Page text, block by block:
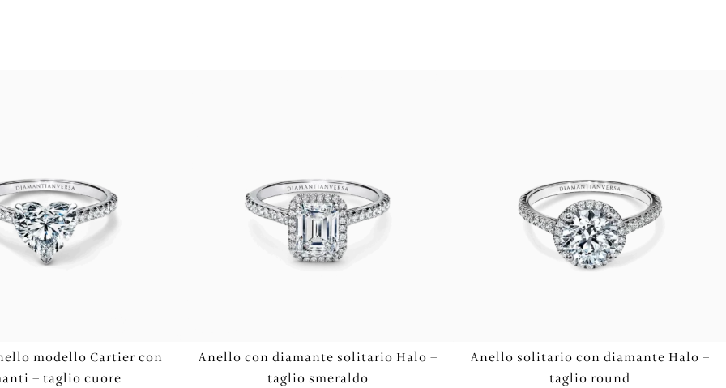
modello Cartier con
– taglio cuore
Anello con diamante solitario Halo –
taglio smeraldo
Anello solitario con diamante Halo –
taglio round